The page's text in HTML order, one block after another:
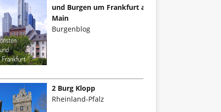
und Burgen um Frankfurt am
Main
Burgenblog
2 Burg Klopp
Rheinland-Pfalz